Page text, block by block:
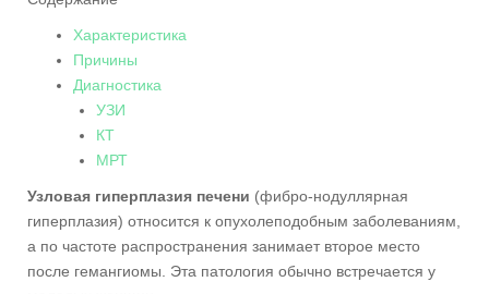
Характеристика
Причины
Диагностика
УЗИ
КТ
МРТ
Узловая гиперплазия печени (фибро-нодуллярная
гиперплазия) относится к опухолеподобным заболеваниям,
а по частоте распространения занимает второе место
после гемангиомы. Эта патология обычно встречается у